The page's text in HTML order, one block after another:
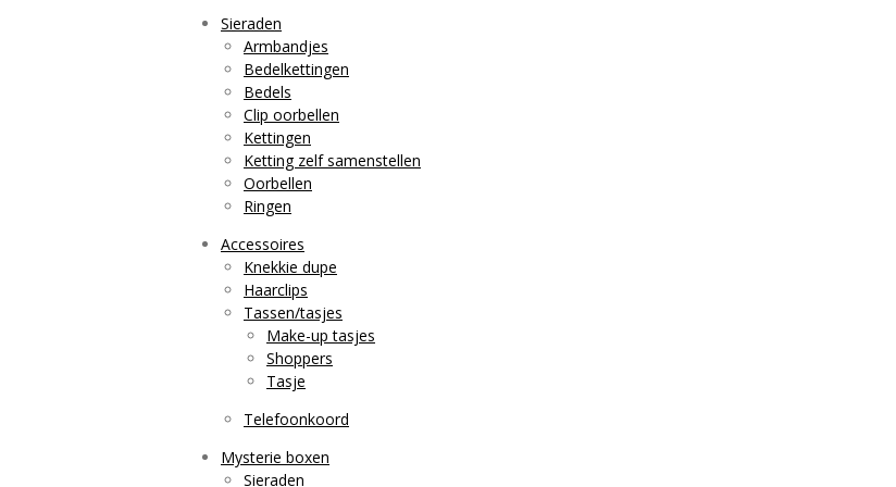
Sieraden
Armbandjes
Bedelkettingen
Bedels
Clip oorbellen
Kettingen
Ketting zelf samenstellen
Oorbellen
Ringen
Accessoires
Knekkie dupe
Haarclips
Tassen/tasjes
Make-up tasjes
Shoppers
Tasje
Telefoonkoord
Mysterie boxen
Sieraden